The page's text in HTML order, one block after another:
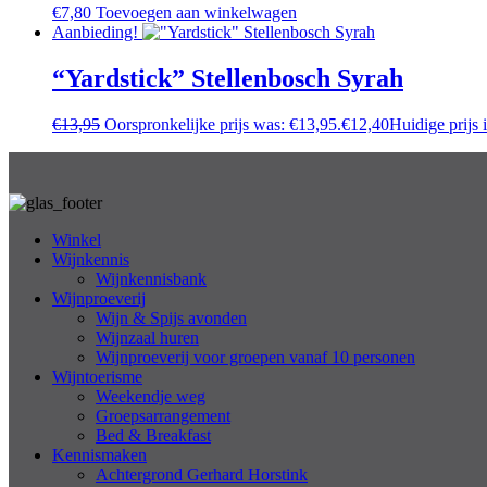
€7,80 Toevoegen aan winkelwagen
Aanbieding!
“Yardstick” Stellenbosch Syrah
€13,95 Oorspronkelijke prijs was: €13,95.€12,40Huidige prijs
Winkel
Wijnkennis
Wijnkennisbank
Wijnproeverij
Wijn & Spijs avonden
Wijnzaal huren
Wijnproeverij voor groepen vanaf 10 personen
Wijntoerisme
Weekendje weg
Groepsarrangement
Bed & Breakfast
Kennismaken
Achtergrond Gerhard Horstink